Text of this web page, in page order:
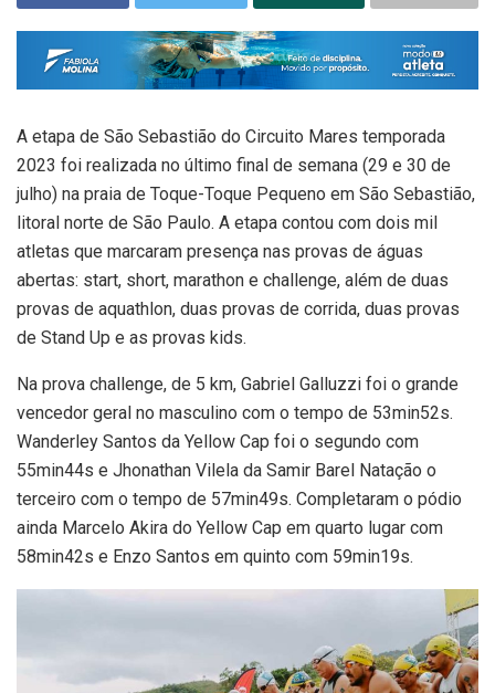
A etapa de São Sebastião do Circuito Mares temporada
2023 foi realizada no último final de semana (29 e 30 de
julho) na praia de Toque-Toque Pequeno em São Sebastião,
litoral norte de São Paulo. A etapa contou com dois mil
atletas que marcaram presença nas provas de águas
abertas: start, short, marathon e challenge, além de duas
provas de aquathlon, duas provas de corrida, duas provas
de Stand Up e as provas kids.
Na prova challenge, de 5 km, Gabriel Galluzzi foi o grande
vencedor geral no masculino com o tempo de 53min52s.
Wanderley Santos da Yellow Cap foi o segundo com
55min44s e Jhonathan Vilela da Samir Barel Natação o
terceiro com o tempo de 57min49s. Completaram o pódio
ainda Marcelo Akira do Yellow Cap em quarto lugar com
58min42s e Enzo Santos em quinto com 59min19s.